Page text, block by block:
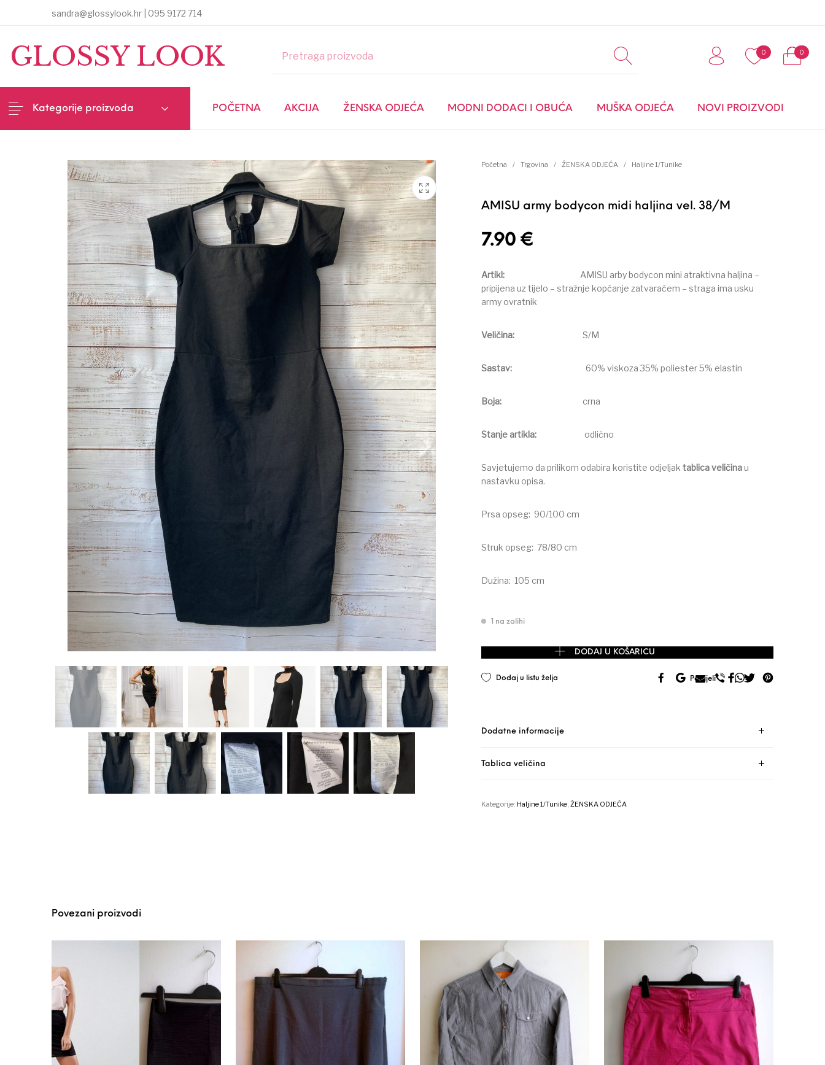
sandra@glossylook.hr | 095 9172 714
GLOSSY LOOK 0 0
POČETNA AKCIJA ŽENSKA ODJEĆA MODNI DODACI I OBUĆA MUŠKA ODJEĆA NOVI PROIZVODI
Kategorije proizvoda
NOVI PROIZVODI AKCIJA ŽENSKA ODJEĆA MUŠKA ODJEĆA
MODNI DODACI I
Početna / Trgovina / ŽENSKA ODJEĆA / Haljine 1/Tunike
AMISU army bodycon midi haljina vel. 38/M
7.90 €
Artikl: AMISU arby bodycon mini atraktivna haljina –
pripijena uz tijelo – stražnje kopčanje zatvaračem – straga ima usku
army ovratnik
Veličina: S/M
Sastav: 60% viskoza 35% poliester 5% elastin
Boja: crna
Stanje artikla: odlično
Savjetujemo da prilikom odabira koristite odjeljak tablica veličinau
nastavku opisa.
Prsa opseg: 90/100 cm
Struk opseg: 78/80 cm
Dužina: 105 cm
1 na zalihi
AMISU army bodycon midi haljina vel. 38/M količina
DODAJ U KOŠARICU
Podijeli
Dodaj u listu želja
Dodatne informacije
Tablica veličina
Kategorije: Haljine 1/Tunike, ŽENSKA ODJEĆA
Povezani proizvodi